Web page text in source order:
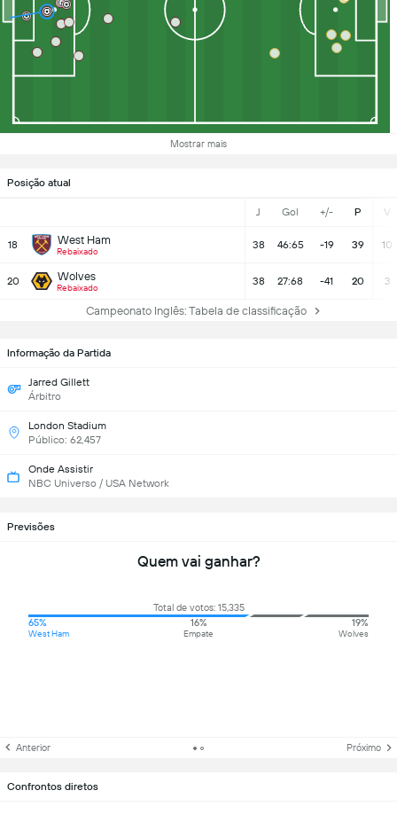
Mostrar mais
Posição atual
J Gol +/- P V
18 West Ham
Rebaixado
38 46:65 -19 39 10
20 Wolves
Rebaixado
38 27:68 -41 20 3
Campeonato Inglês: Tabela de classificação
Informação da Partida
Jarred Gillett
Árbitro
London Stadium
Público: 62,457
Onde Assistir
NBC Universo / USA Network
Previsões
Quem vai ganhar?
Total de votos: 15,335
65%
West Ham
16%
Empate
19%
Wolves
Anterior Próximo
Confrontos diretos